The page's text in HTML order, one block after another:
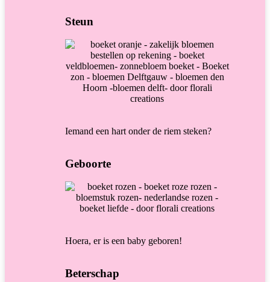
Steun
Iemand een hart onder de riem steken?
Geboorte
Hoera, er is een baby geboren!
Beterschap